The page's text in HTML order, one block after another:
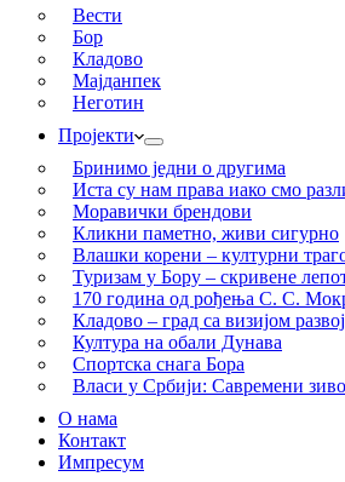
Вести
Бор
Кладово
Мајданпек
Неготин
Пројекти
Бринимо једни о другима
Иста су нам права иако смо
Моравички брендови
Кликни паметно, живи сигурно
Влашки корени – културни
Туризам у Бору – скривене
170 година од рођења С. С.
Кладово – град са визијом
Култура на обали Дунава
Спортска снага Бора
Власи у Србији: Савремени
О нама
Контакт
Импресум